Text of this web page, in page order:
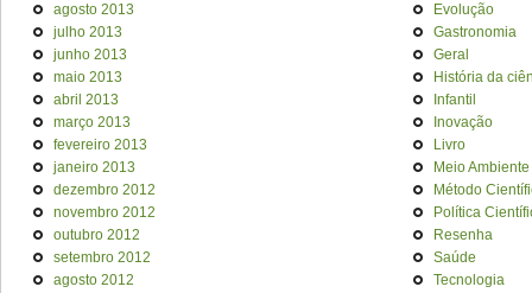
agosto 2013
julho 2013
junho 2013
maio 2013
abril 2013
março 2013
fevereiro 2013
janeiro 2013
dezembro 2012
novembro 2012
outubro 2012
setembro 2012
agosto 2012
Evolução
Gastronomia
Geral
História da
Infantil
Inovação
Livro
Meio Ambiente
Método
Política
Resenha
Saúde
Tecnologia